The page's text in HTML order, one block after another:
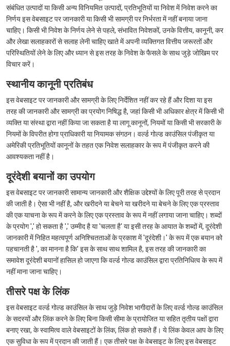
संबंधित उत्पादों या किसी अन्य विनियमित उत्पादों, प्रतिभूतियों या निवेश में निवेश करने का
निर्णय इस वेबसाइट पर जानकारी या किसी भी सामग्री पर निर्भरता में नहीं बनाया जाना
चाहिए। किसी भी निवेश के निर्णय लेने से पहले, संभावित निवेशकों, उनके वित्तीय, कानूनी, कर
और लेखा सलाहकारों से सलाह लेनी चाहिए खाते में अपनी व्यक्तिगत वित्तीय जरूरतों और
परिस्थितियों लेने के लिए और ध्यान से इस तरह के निवेश के फैसले के साथ जुड़े जोखिम पर
विचार करें।
स्थानीय कानूनी प्रतिबंध
इस वेबसाइट पर जानकारी और सामग्री के लिए निर्देशित नहीं कर रहे हैं और दिशा या इस
तरह की जानकारी और सामग्री का प्रयोग निषिद्ध है, जहां किसी भी अधिकार क्षेत्र में किसी भी
व्यक्ति या संस्था द्वारा नहीं किया जा सकता है या लागू कानूनों, नियमों या किसी भी सरकारी के
नियमों के विपरीत होगा प्राधिकारी या नियामक संगठन। वर्ल्ड गोल्ड काउंसिल पंजीकृत या
अमेरिकी प्रतिभूतियों कानूनों के तहत एक निवेश सलाहकार के रूप में पंजीकृत करने की
आवश्यकता नहीं है।
दूरंदेशी बयानों का उपयोग
इस वेबसाइट पर जानकारी सामान्य जानकारी और शैक्षिक उद्देश्यों के लिए पूरी तरह से प्रदान
की जाती है। ऐसा भी नहीं है, और खरीदने या बेचने या खरीदने या बेचने के लिए एक प्रस्ताव
की एक याचना के रूप में करने के लिए एक प्रस्ताव के रूप में नहीं लगाया जाना चाहिए। शब्दों
के प्रयोग ',' हो सकता है ',' उम्मीद है या 'चलता है' या इसी तरह के आयात के शब्दों में, दूरंदेशी
जानकारी में निहित महत्वपूर्ण अनिश्चितताओं के प्रकाश में 'दूरंदेशी।' के रूप में एक बयान को
पहचानती है ', का मानना ​​है कि' इस के साथ साथ शामिल है, इस तरह की जानकारी का
समावेश दूरंदेशी बयानों हासिल हो जाएगा कि वर्ल्ड गोल्ड काउंसिल द्वारा प्रतिनिधित्व के रूप में
नहीं माना जाना चाहिए।
तीसरे पक्ष के लिंक
इस वेबसाइट वर्ल्ड गोल्ड काउंसिल के साथ जुड़े निवेश भागीदारों के लिए वर्ल्ड गोल्ड काउंसिल
के सदस्यों और लिंक करने के लिए बिना किसी सीमा के प्रायोजित या सहित तृतीय पक्षों द्वारा
बनाए रखा, के स्वामित्व वाले वेबसाइटों के लिंक, लिंक हो सकते हैं। ये लिंक केवल आप के लिए
एक सुविधा के रूप में प्रदान की जाती हैं। एक तीसरे पक्ष के वेबसाइट के लिए इस वेबसाइट